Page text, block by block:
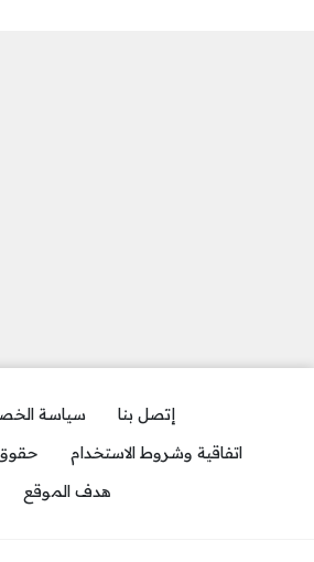
إتصل بنا
سياسة
اتفاقية وشروط الاستخدام
حقوق
هدف الموقع